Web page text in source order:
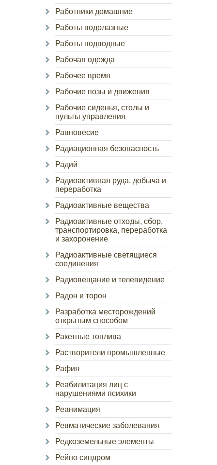
Работники домашние
Работы водолазные
Работы подводные
Рабочая одежда
Рабочее время
Рабочие позы и движения
Рабочие сиденья, столы и
пульты управления
Равновесие
Радиационная безопасность
Радий
Радиоактивная руда, добыча и
переработка
Радиоактивные вещества
Радиоактивные отходы, сбор,
транспортировка, переработка
и захоронение
Радиоактивные светящиеся
соединения
Радиовещание и телевидение
Радон и торон
Разработка месторождений
открытым способом
Ракетные топлива
Растворители промышленные
Рафия
Реабилитация лиц с
нарушениями психики
Реанимация
Ревматические заболевания
Редкоземельные элементы
Рейно синдром